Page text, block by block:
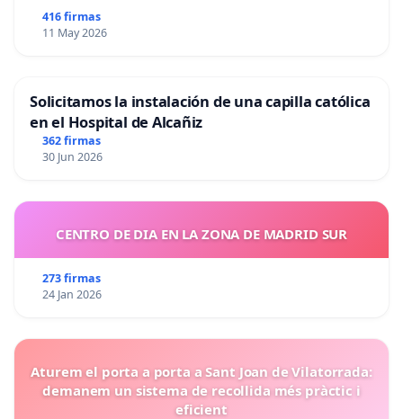
416 firmas
11 May 2026
Solicitamos la instalación de una capilla católica
en el Hospital de Alcañiz
362 firmas
30 Jun 2026
CENTRO DE DIA EN LA ZONA DE MADRID SUR
273 firmas
24 Jan 2026
Aturem el porta a porta a Sant Joan de Vilatorrada:
demanem un sistema de recollida més pràctic i
eficient